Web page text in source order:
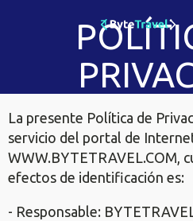
La presente Política de
servicio del portal de
WWW.BYTETRAVEL.COM,
efectos de identificación es:
- Responsable: